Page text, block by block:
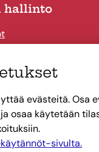
hallinto
evästeitä. Osa
osaa käytetään
sivulta.